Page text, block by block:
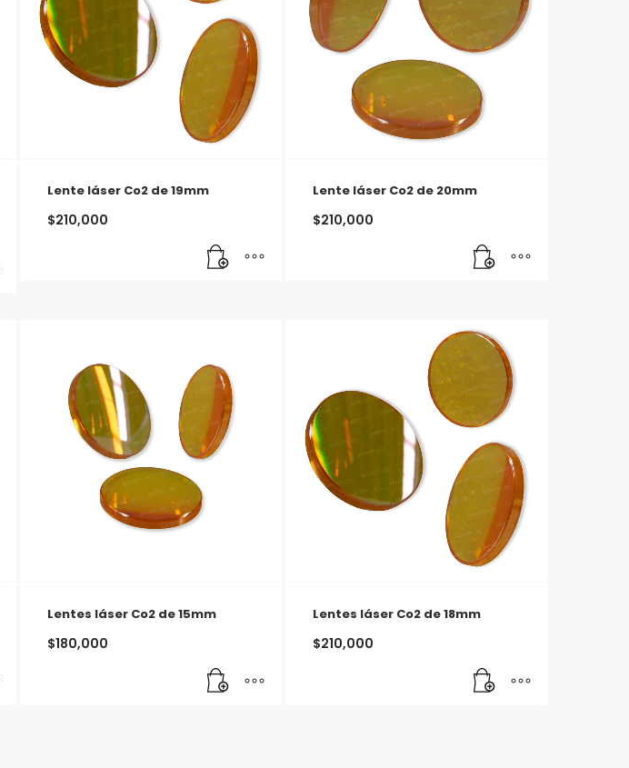
Lente láser Co2 de 19mm
$210,000
Lente láser Co2 de 20mm
$210,000
Lentes láser Co2 de 15mm
$180,000
Lentes láser Co2 de 18mm
$210,000